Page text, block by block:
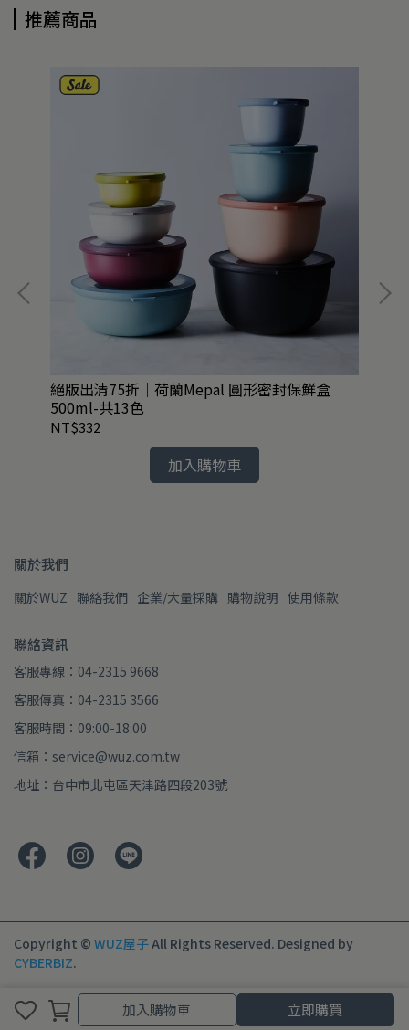
加入購物車
加入購物車 立即購買
推薦商品
絕版出清75折｜荷蘭Mepal 圓形密封保鮮盒
500ml-共13色
NT$332
加入購物車
關於我們
關於WUZ 聯絡我們 企業/大量採購 購物說明 使用條款
聯絡資訊
客服專線：04-2315 9668
客服傳真：04-2315 3566
客服時間：09:00-18:00
信箱：service@wuz.com.tw
地址：台中市北屯區天津路四段203號
Copyright © WUZ屋子All Rights Reserved. Designed by
CYBERBIZ.